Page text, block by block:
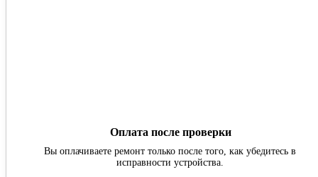
Оплата после проверки
Вы оплачиваете ремонт только после того, как убедитесь в
исправности устройства.